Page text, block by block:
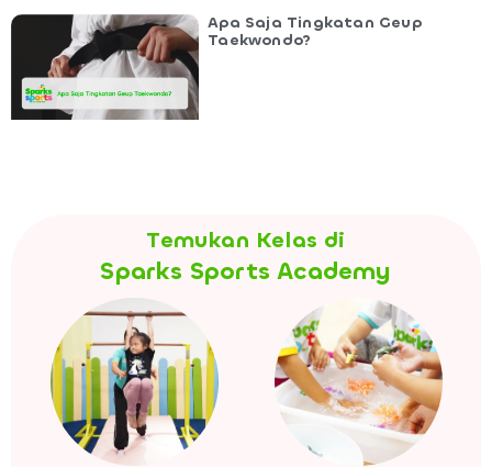
Apa Saja Tingkatan Geup
Taekwondo?
Temukan Kelas di
Sparks Sports Academy